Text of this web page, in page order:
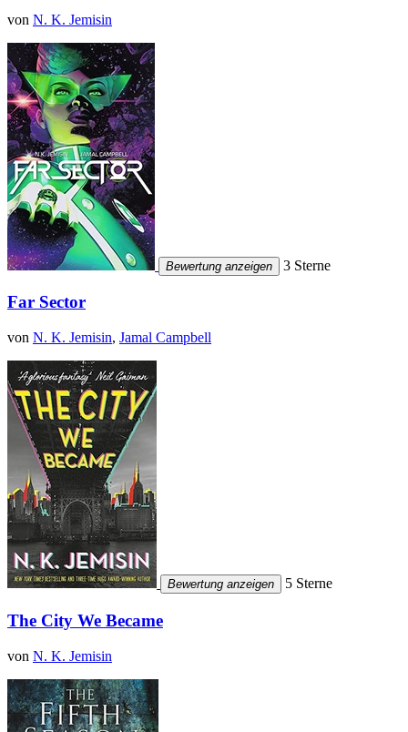
von N. K. Jemisin
Bewertung anzeigen 3 Sterne
Far Sector
von N. K. Jemisin, Jamal Campbell
Bewertung anzeigen 5 Sterne
The City We Became
von N. K. Jemisin